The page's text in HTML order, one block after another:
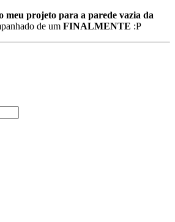
meu projeto para a parede vazia da
de um FINALMENTE :P